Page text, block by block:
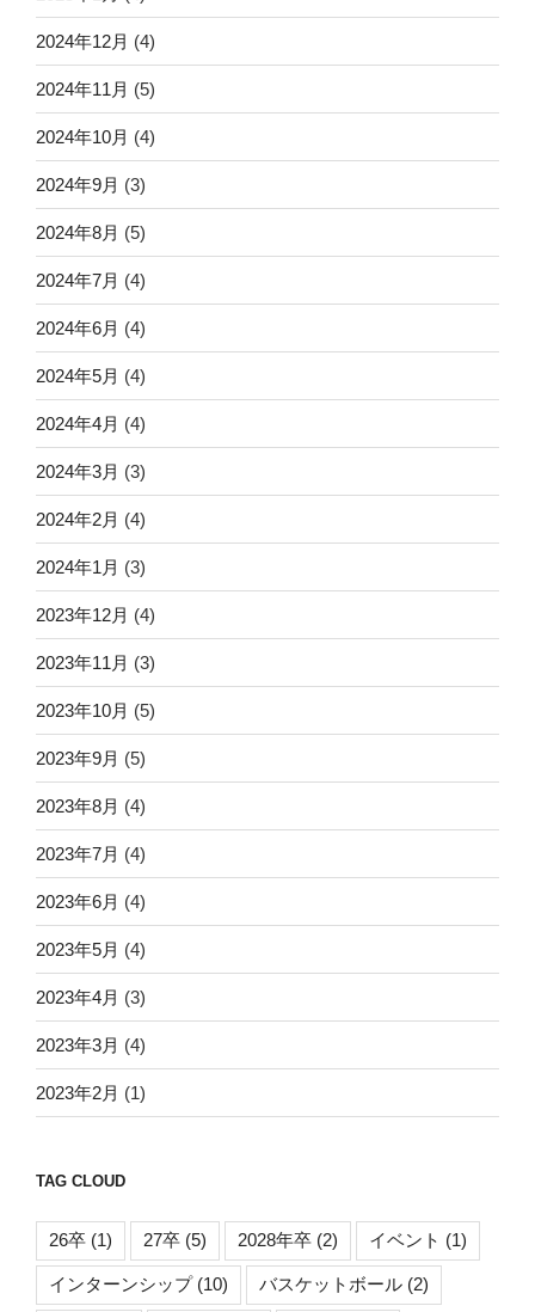
2024年12月 (4)
2024年11月 (5)
2024年10月 (4)
2024年9月 (3)
2024年8月 (5)
2024年7月 (4)
2024年6月 (4)
2024年5月 (4)
2024年4月 (4)
2024年3月 (3)
2024年2月 (4)
2024年1月 (3)
2023年12月 (4)
2023年11月 (3)
2023年10月 (5)
2023年9月 (5)
2023年8月 (4)
2023年7月 (4)
2023年6月 (4)
2023年5月 (4)
2023年4月 (3)
2023年3月 (4)
2023年2月 (1)
TAG CLOUD
26卒 (1) 27卒 (5) 2028年卒 (2) イベント (1)
インターンシップ(10) バスケットボール (2)